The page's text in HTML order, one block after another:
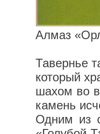
Алмаз
Тавернье
который
шахом во
камень
Одним из